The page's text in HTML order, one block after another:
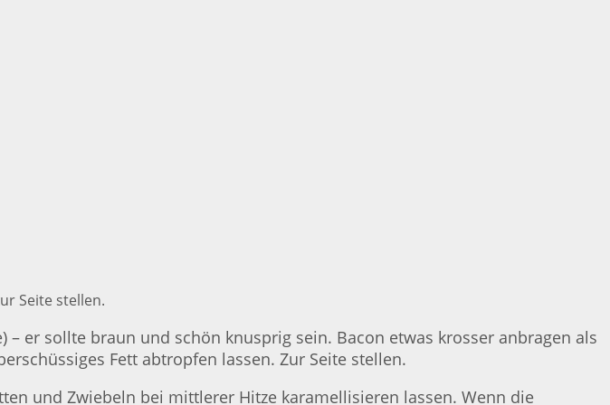
Seite stellen.
er sollte braun und schön knusprig sein. Bacon etwas krosser anbragen als
Fett abtropfen lassen. Zur Seite stellen.
und Zwiebeln bei mittlerer Hitze karamellisieren lassen. Wenn die